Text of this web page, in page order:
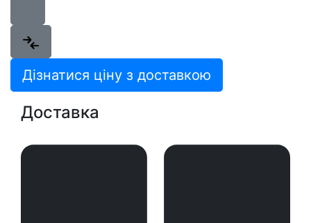
Дізнатися ціну з доставкою
Доставка